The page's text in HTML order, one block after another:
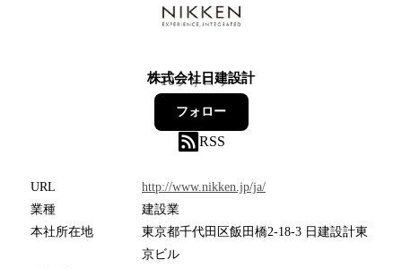
株式会社日建設計
10フォロワー
フォロー
RSS
URL
http://www.nikken.jp/ja/
業種
建設業
本社所在地
東京都千代田区飯田橋2-18-3 日建設計東
京ビル